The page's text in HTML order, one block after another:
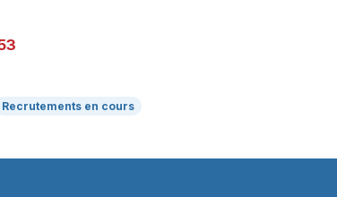
Recrutements en cours